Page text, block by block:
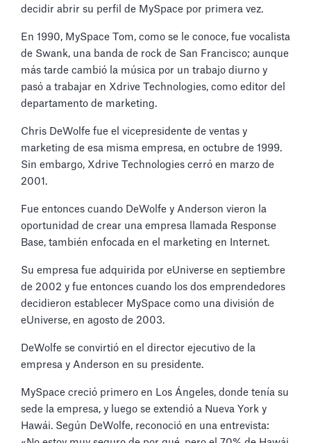
decidir abrir su perfil de MySpace por primera vez.
En 1990, MySpace Tom, como se le conoce, fue vocalista
de Swank, una banda de rock de San Francisco; aunque
más tarde cambió la música por un trabajo diurno y
pasó a trabajar en Xdrive Technologies, como editor del
departamento de marketing.
Chris DeWolfe fue el vicepresidente de ventas y
marketing de esa misma empresa, en octubre de 1999.
Sin embargo, Xdrive Technologies cerró en marzo de
2001.
Fue entonces cuando DeWolfe y Anderson vieron la
oportunidad de crear una empresa llamada Response
Base, también enfocada en el marketing en Internet.
Su empresa fue adquirida por eUniverse en septiembre
de 2002 y fue entonces cuando los dos emprendedores
decidieron establecer MySpace como una división de
eUniverse, en agosto de 2003.
DeWolfe se convirtió en el director ejecutivo de la
empresa y Anderson en su presidente.
MySpace creció primero en Los Ángeles, donde tenía su
sede la empresa, y luego se extendió a Nueva York y
Hawái. Según DeWolfe, reconoció en una entrevista: